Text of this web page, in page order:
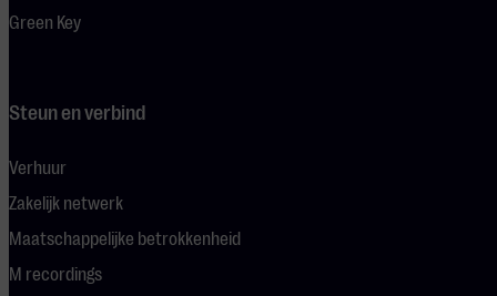
Green Key
Steun en verbind
Verhuur
Zakelijk netwerk
Maatschappelijke betrokkenheid
M recordings